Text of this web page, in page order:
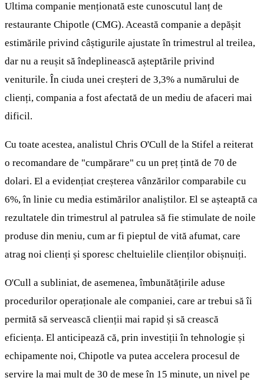
Ultima companie menționată este cunoscutul lanț de
restaurante Chipotle (CMG). Această companie a depășit
estimările privind câștigurile ajustate în trimestrul al treilea,
dar nu a reușit să îndeplinească așteptările privind
veniturile. În ciuda unei creșteri de 3,3% a numărului de
clienți, compania a fost afectată de un mediu de afaceri mai
dificil.
Cu toate acestea, analistul Chris O'Cull de la Stifel a reiterat
o recomandare de "cumpărare" cu un preț țintă de 70 de
dolari. El a evidențiat creșterea vânzărilor comparabile cu
6%, în linie cu media estimărilor analiștilor. El se așteaptă ca
rezultatele din trimestrul al patrulea să fie stimulate de noile
produse din meniu, cum ar fi pieptul de vită afumat, care
atrag noi clienți și sporesc cheltuielile clienților obișnuiți.
O'Cull a subliniat, de asemenea, îmbunătățirile aduse
procedurilor operaționale ale companiei, care ar trebui să îi
permită să servească clienții mai rapid și să crească
eficiența. El anticipează că, prin investiții în tehnologie și
echipamente noi, Chipotle va putea accelera procesul de
servire la mai mult de 30 de mese în 15 minute, un nivel pe